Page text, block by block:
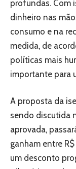
profundas. Com
dinheiro nas
consumo e na
medida, de
políticas mais
importante para
A proposta da
sendo discutida
aprovada,
ganham entre
um desconto